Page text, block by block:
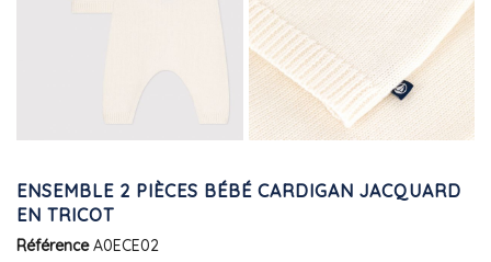
ENSEMBLE 2 PIÈCES BÉBÉ CARDIGAN JACQUARD
EN TRICOT
Référence A0ECE02